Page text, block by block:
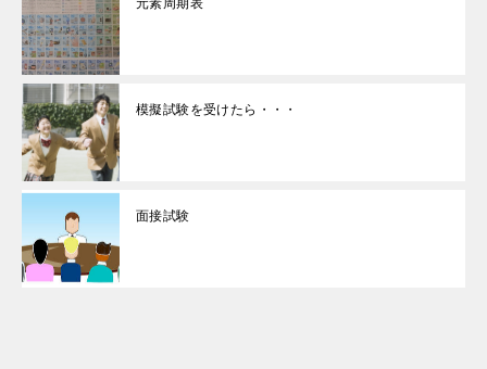
元素周期表
模擬試験を受けたら・・・
面接試験